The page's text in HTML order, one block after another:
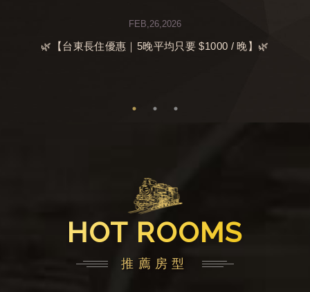
FEB,26,2026
🌿【台東長住優惠｜5晚平均只要 $1000 / 晚】🌿
HOT ROOMS
推薦房型